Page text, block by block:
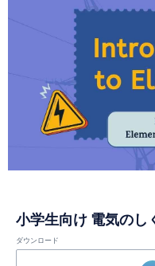
小学生向け 電気のし
ダウンロード